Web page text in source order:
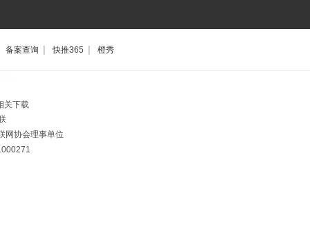
备案查询 | 快推365 | 橙秀
关下载
网协会理事单位